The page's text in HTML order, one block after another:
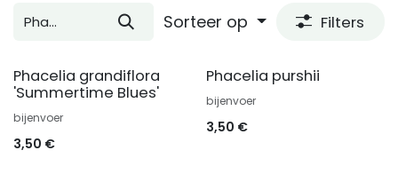
Sorteer op Filters
Phacelia grandiflora
'Summertime Blues'
bijenvoer
3,50 €
Phacelia purshii
bijenvoer
3,50 €